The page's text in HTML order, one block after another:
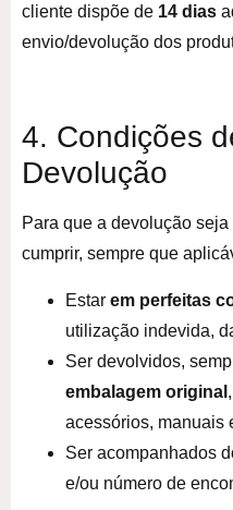
cliente dispõe de 14 dias
envio/devolução dos
4. Condições
Devolução
Para que a devolução
cumprir, sempre que
Estar em perfeitas
utilização indevida,
Ser devolvidos,
embalagem original
acessórios, manuais
Ser acompanhados
e/ou número de